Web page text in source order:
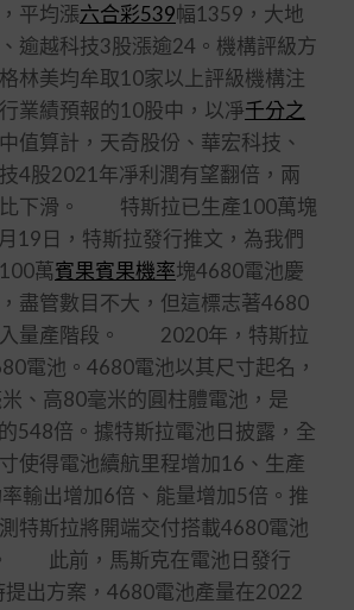
平均漲六合彩539幅1359，大地
逾越科技3股漲逾24。機構評級方
林美均牟取10家以上評級機構注
績預報的10股中，以凈千分之
值算計，天奇股份、華宏科技、
4股2021年凈利潤有望翻倍，兩
比下滑。 特斯拉已生產100萬塊
日，特斯拉發行推文，為我們
萬賓果賓果機率塊4680電池慶
盡管數目不大，但這標志著4680
入量產階段。 2020年，特斯拉
電池。4680電池以其尺寸起名，
、高80毫米的圓柱體電池，是
548倍。據特斯拉電池日披露，全
使得電池續航里程增加16、生產
輸出增加6倍、能量增加5倍。推
特斯拉將開端交付搭載4680電池
此前，馬斯克在電池日發行
出方案，4680電池產量在2022